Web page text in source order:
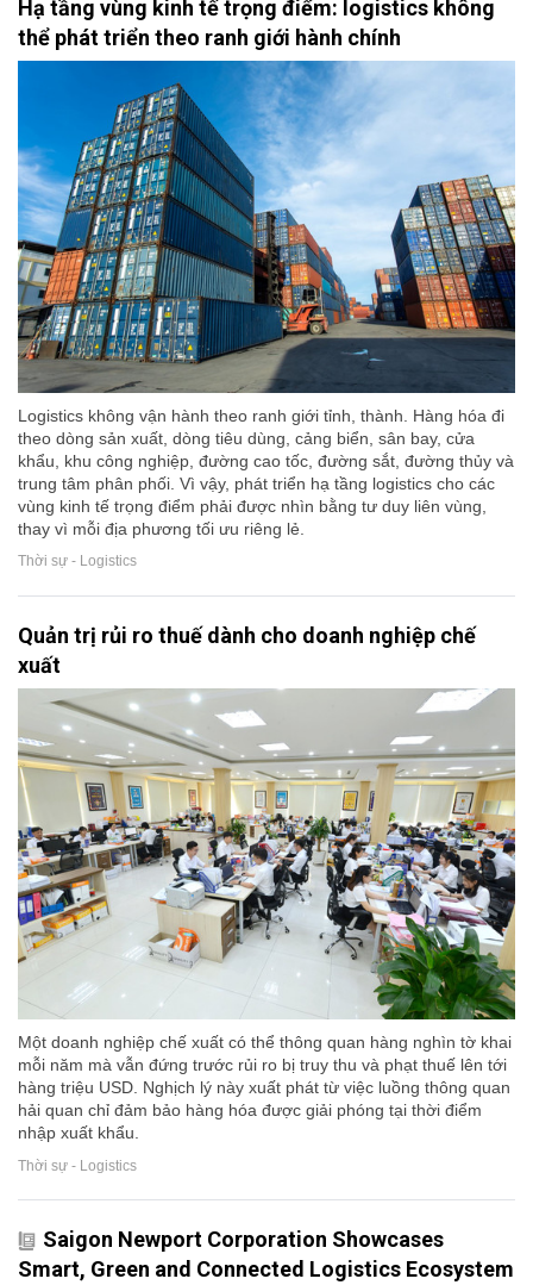
Hạ tầng vùng kinh tế trọng điểm: logistics không
thể phát triển theo ranh giới hành chính
Logistics không vận hành theo ranh giới tỉnh, thành. Hàng hóa đi
theo dòng sản xuất, dòng tiêu dùng, cảng biển, sân bay, cửa
khẩu, khu công nghiệp, đường cao tốc, đường sắt, đường thủy và
trung tâm phân phối. Vì vậy, phát triển hạ tầng logistics cho các
vùng kinh tế trọng điểm phải được nhìn bằng tư duy liên vùng,
thay vì mỗi địa phương tối ưu riêng lẻ.
Thời sự - Logistics
Quản trị rủi ro thuế dành cho doanh nghiệp chế
xuất
Một doanh nghiệp chế xuất có thể thông quan hàng nghìn tờ khai
mỗi năm mà vẫn đứng trước rủi ro bị truy thu và phạt thuế lên tới
hàng triệu USD. Nghịch lý này xuất phát từ việc luồng thông quan
hải quan chỉ đảm bảo hàng hóa được giải phóng tại thời điểm
nhập xuất khẩu.
Thời sự - Logistics
Saigon Newport Corporation Showcases
Smart, Green and Connected Logistics Ecosystem